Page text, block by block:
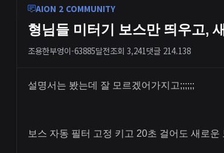
AION 2 COMMUNITY
형님들 미터기 보스만 띄우고,
조용한부엉이-63885달전조회 3,241댓글 214.138
설명서는 봤는데 잘 모르겠어가지고;;;;;;
보스 자동 필터 고정 키고 20초 걸어도 새로